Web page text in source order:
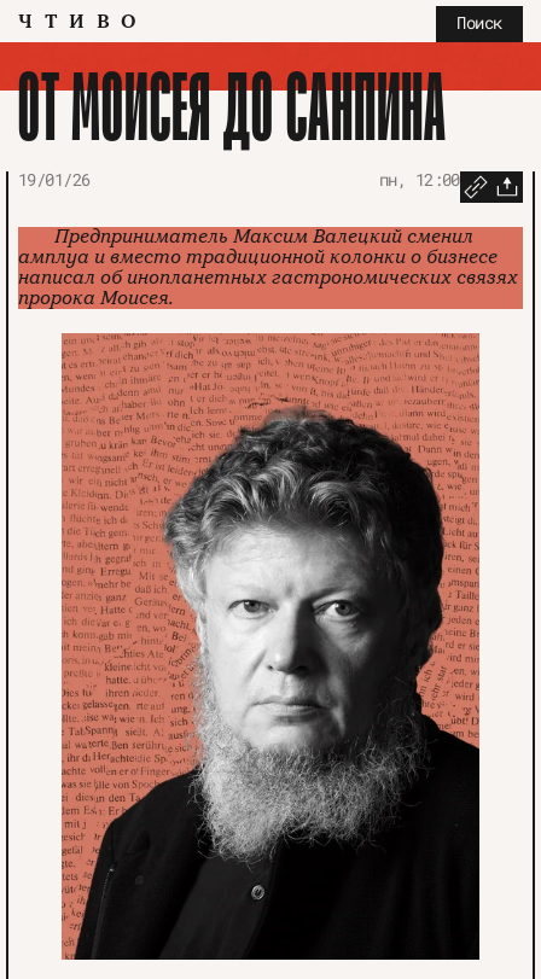
ЧТИВО Поиск
ОТ МОИСЕЯ ДО САНПИНА
19/01/26 пн, 12:00
Предприниматель Максим Валецкий сменил
амплуа и вместо традиционной колонки о бизнесе
написал об инопланетных гастрономических связях
пророка Моисея.